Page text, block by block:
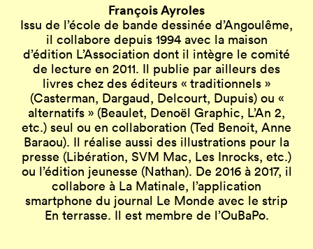
François Ayroles
Issu de l’école de bande dessinée d’Angoulême,
il collabore depuis 1994 avec la maison
d’édition L’Association dont il intègre le comité
de lecture en 2011. Il publie par ailleurs des
livres chez des éditeurs « traditionnels »
(Casterman, Dargaud, Delcourt, Dupuis) ou «
alternatifs » (Beaulet, Denoël Graphic, L’An 2,
etc.) seul ou en collaboration (Ted Benoit, Anne
Baraou). Il réalise aussi des illustrations pour la
presse (Libération, SVM Mac, Les Inrocks, etc.)
ou l’édition jeunesse (Nathan). De 2016 à 2017, il
collabore à La Matinale, l’application
smartphone du journal Le Monde avec le strip
En terrasse. Il est membre de l’OuBaPo.